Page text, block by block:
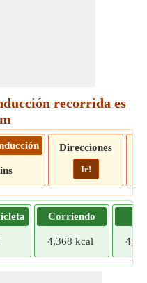
recorrida es
Direcciones
Ir!
Corriendo
4,368 kcal